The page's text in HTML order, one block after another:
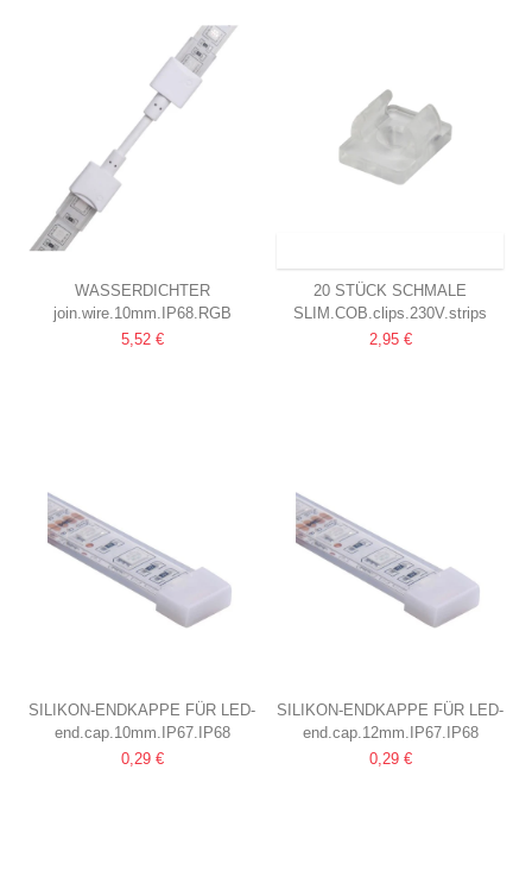
WASSERDICHTER
VERBINDER MIT KABEL FÜR
LED-STRIP
join.wire.10mm.IP68.RGB
5,52 €
20 STÜCK SCHMALE
MONTAGECLIPS
FÜR SLIM COB LED 230V
SLIM.COB.clips.230V.strips
2,95 €
SILIKON-ENDKAPPE FÜR LED-
STRIP
10MM, IP67 & IP68
end.cap.10mm.IP67.IP68
0,29 €
SILIKON-ENDKAPPE FÜR LED-
STREIFEN
12MM, IP67 & IP68
end.cap.12mm.IP67.IP68
0,29 €